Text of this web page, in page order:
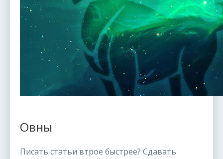
Овны
Писать статьи втрое быстрее? Сдавать